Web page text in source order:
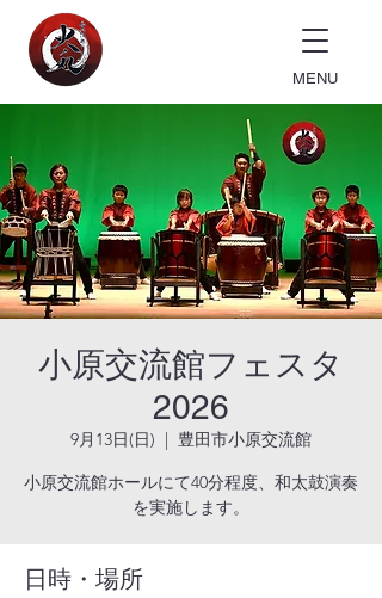
MENU
小原交流館フェスタ
2026
9月13日(日)
  |
豊田市小原交流館
小原交流館ホールにて40分程度、和太鼓演奏
を実施します。
日時・場所